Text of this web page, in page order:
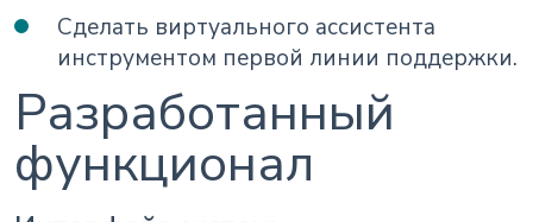
Сделать виртуального ассистента
инструментом первой линии поддержки.
Разработанный
функционал